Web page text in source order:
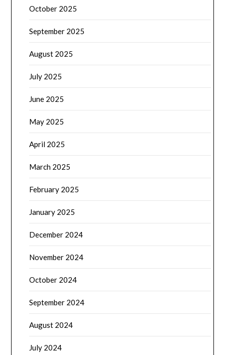
October 2025
September 2025
August 2025
July 2025
June 2025
May 2025
April 2025
March 2025
February 2025
January 2025
December 2024
November 2024
October 2024
September 2024
August 2024
July 2024